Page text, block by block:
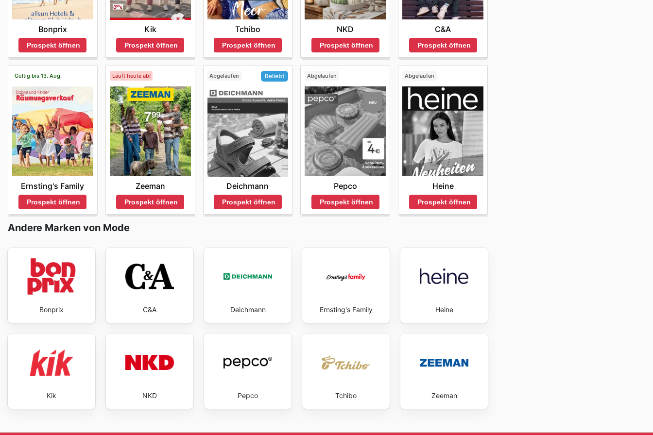
Bonprix
Prospekt öffnen
Kik
Prospekt öffnen
Tchibo
Prospekt öffnen
NKD
Prospekt öffnen
C&A
Prospekt öffnen
Gültig bis 13. Aug.
Ernsting's Family
Prospekt öffnen
Läuft heute ab!
Zeeman
Prospekt öffnen
Abgelaufen Beliebt
Deichmann
Prospekt öffnen
Abgelaufen
Pepco
Prospekt öffnen
Abgelaufen
Heine
Prospekt öffnen
Andere Marken von Mode
Bonprix C&A Deichmann Ernsting's Family Heine
Kik NKD Pepco Tchibo Zeeman